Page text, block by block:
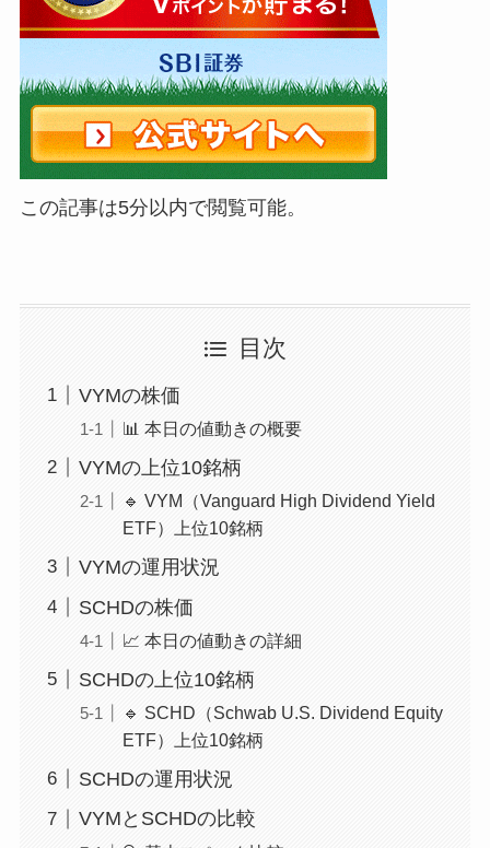
この記事は5分以内で閲覧可能。
目次
VYMの株価
📊 本日の値動きの概要
VYMの上位10銘柄
🔹 VYM（Vanguard High Dividend Yield
ETF）上位10銘柄
VYMの運用状況
SCHDの株価
📈 本日の値動きの詳細
SCHDの上位10銘柄
🔹 SCHD（Schwab U.S. Dividend Equity
ETF）上位10銘柄
SCHDの運用状況
VYMとSCHDの比較